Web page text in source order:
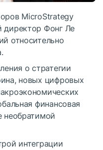
MicroStrategy
директор Фонг Ле
относительно
о стратегии
новых цифровых
финансовая
необратимой
интеграции